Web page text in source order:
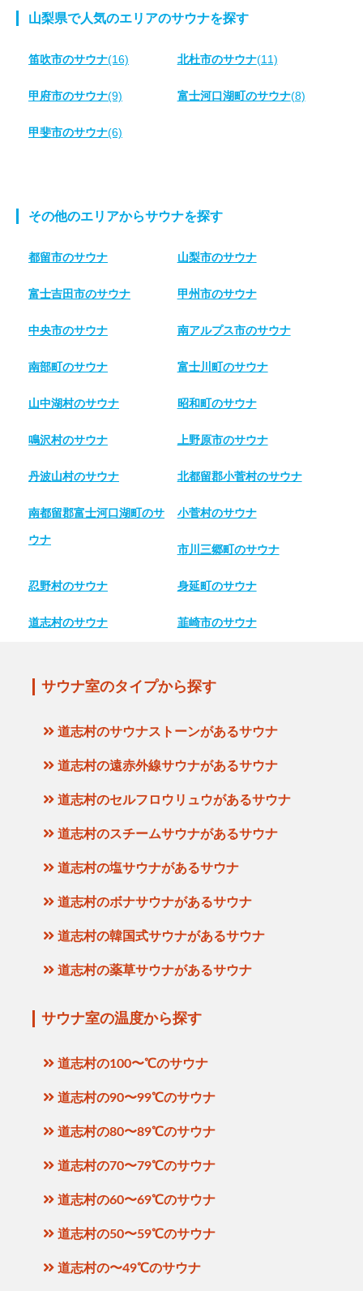
山梨県で人気のエリアのサウナを探す
笛吹市のサウナ(16) 北杜市のサウナ(11)
甲府市のサウナ(9) 富士河口湖町のサウナ(8)
甲斐市のサウナ(6)
その他のエリアからサウナを探す
都留市のサウナ 山梨市のサウナ
富士吉田市のサウナ 甲州市のサウナ
中央市のサウナ 南アルプス市のサウナ
南部町のサウナ 富士川町のサウナ
山中湖村のサウナ 昭和町のサウナ
鳴沢村のサウナ 上野原市のサウナ
丹波山村のサウナ 北都留郡小菅村のサウナ
南都留郡富士河口湖町のサ
ウナ
小菅村のサウナ
市川三郷町のサウナ
忍野村のサウナ 身延町のサウナ
道志村のサウナ 韮崎市のサウナ
サウナ室のタイプから探す
道志村のサウナストーンがあるサウナ
道志村の遠赤外線サウナがあるサウナ
道志村のセルフロウリュウがあるサウナ
道志村のスチームサウナがあるサウナ
道志村の塩サウナがあるサウナ
道志村のボナサウナがあるサウナ
道志村の韓国式サウナがあるサウナ
道志村の薬草サウナがあるサウナ
サウナ室の温度から探す
道志村の100〜℃のサウナ
道志村の90〜99℃のサウナ
道志村の80〜89℃のサウナ
道志村の70〜79℃のサウナ
道志村の60〜69℃のサウナ
道志村の50〜59℃のサウナ
道志村の〜49℃のサウナ